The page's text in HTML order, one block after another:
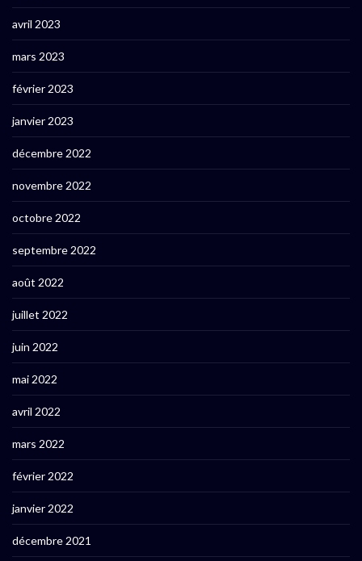
avril 2023
mars 2023
février 2023
janvier 2023
décembre 2022
novembre 2022
octobre 2022
septembre 2022
août 2022
juillet 2022
juin 2022
mai 2022
avril 2022
mars 2022
février 2022
janvier 2022
décembre 2021